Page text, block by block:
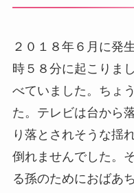
２０１８年６月に発
時５８分に起こりま
べていました。ちょ
た。テレビは台から
り落とされそうな揺
倒れませんでした。
る孫のためにおばあ